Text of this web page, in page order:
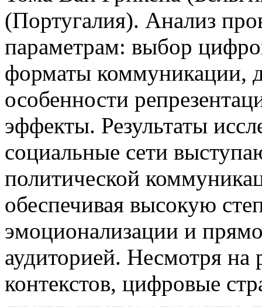
(Португалия). Анализ
параметрам: выбор
форматы коммуникации,
особенности
эффекты. Результаты
социальные сети
политической
обеспечивая высокую
эмоционализации и
аудиторией. Несмотря на
контекстов, цифровые